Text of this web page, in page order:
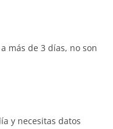
más de 3 días, no son
y necesitas datos